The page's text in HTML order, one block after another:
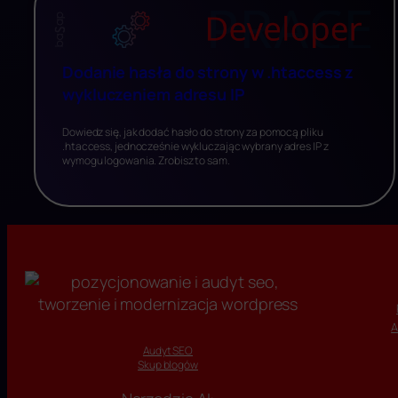
Dodanie hasła do strony w .htaccess z
wykluczeniem adresu IP
Dowiedz się, jak dodać hasło do strony za pomocą pliku
.htaccess, jednocześnie wykluczając wybrany adres IP z
wymogu logowania. Zrobisz to sam.
Audyt SEO
Skup blogów